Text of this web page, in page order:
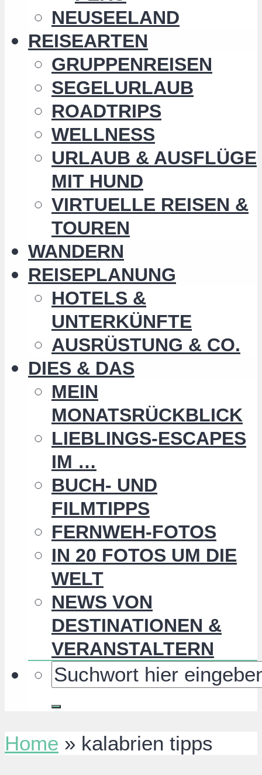
NEUSEELAND
REISEARTEN
GRUPPENREISEN
SEGELURLAUB
ROADTRIPS
WELLNESS
URLAUB & AUSFLÜGE
MIT HUND
VIRTUELLE REISEN &
TOUREN
WANDERN
REISEPLANUNG
HOTELS &
UNTERKÜNFTE
AUSRÜSTUNG & CO.
DIES & DAS
MEIN
MONATSRÜCKBLICK
LIEBLINGS-ESCAPES
IM …
BUCH- UND
FILMTIPPS
FERNWEH-FOTOS
IN 20 FOTOS UM DIE
WELT
NEWS VON
DESTINATIONEN &
VERANSTALTERN
Home » kalabrien tipps